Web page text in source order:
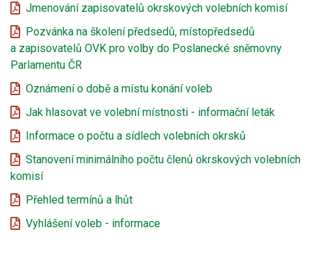
Jmenování zapisovatelů okrskových volebních komisí
Pozvánka na školení předsedů, místopředsedů
a zapisovatelů OVK pro volby do Poslanecké sněmovny
Parlamentu ČR
Oznámení o době a místu konání voleb
Jak hlasovat ve volební místnosti - informační leták
Informace o počtu a sídlech volebních okrsků
Stanovení minimálního počtu členů okrskových volebních
komisí
Přehled termínů a lhůt
Vyhlášení voleb - informace